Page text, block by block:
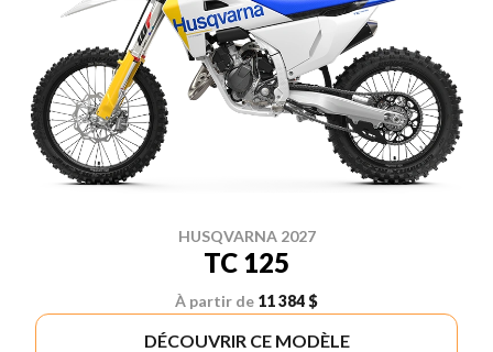
HUSQVARNA 2027
TC 125
À partir de 11 384 $
DÉCOUVRIR CE MODÈLE